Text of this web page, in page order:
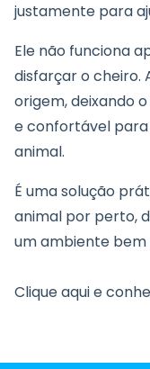
justamente para
Ele não funciona
disfarçar o cheiro.
origem, deixando
e confortável para
animal.
É uma solução
animal por perto,
um ambiente bem
Clique aqui e